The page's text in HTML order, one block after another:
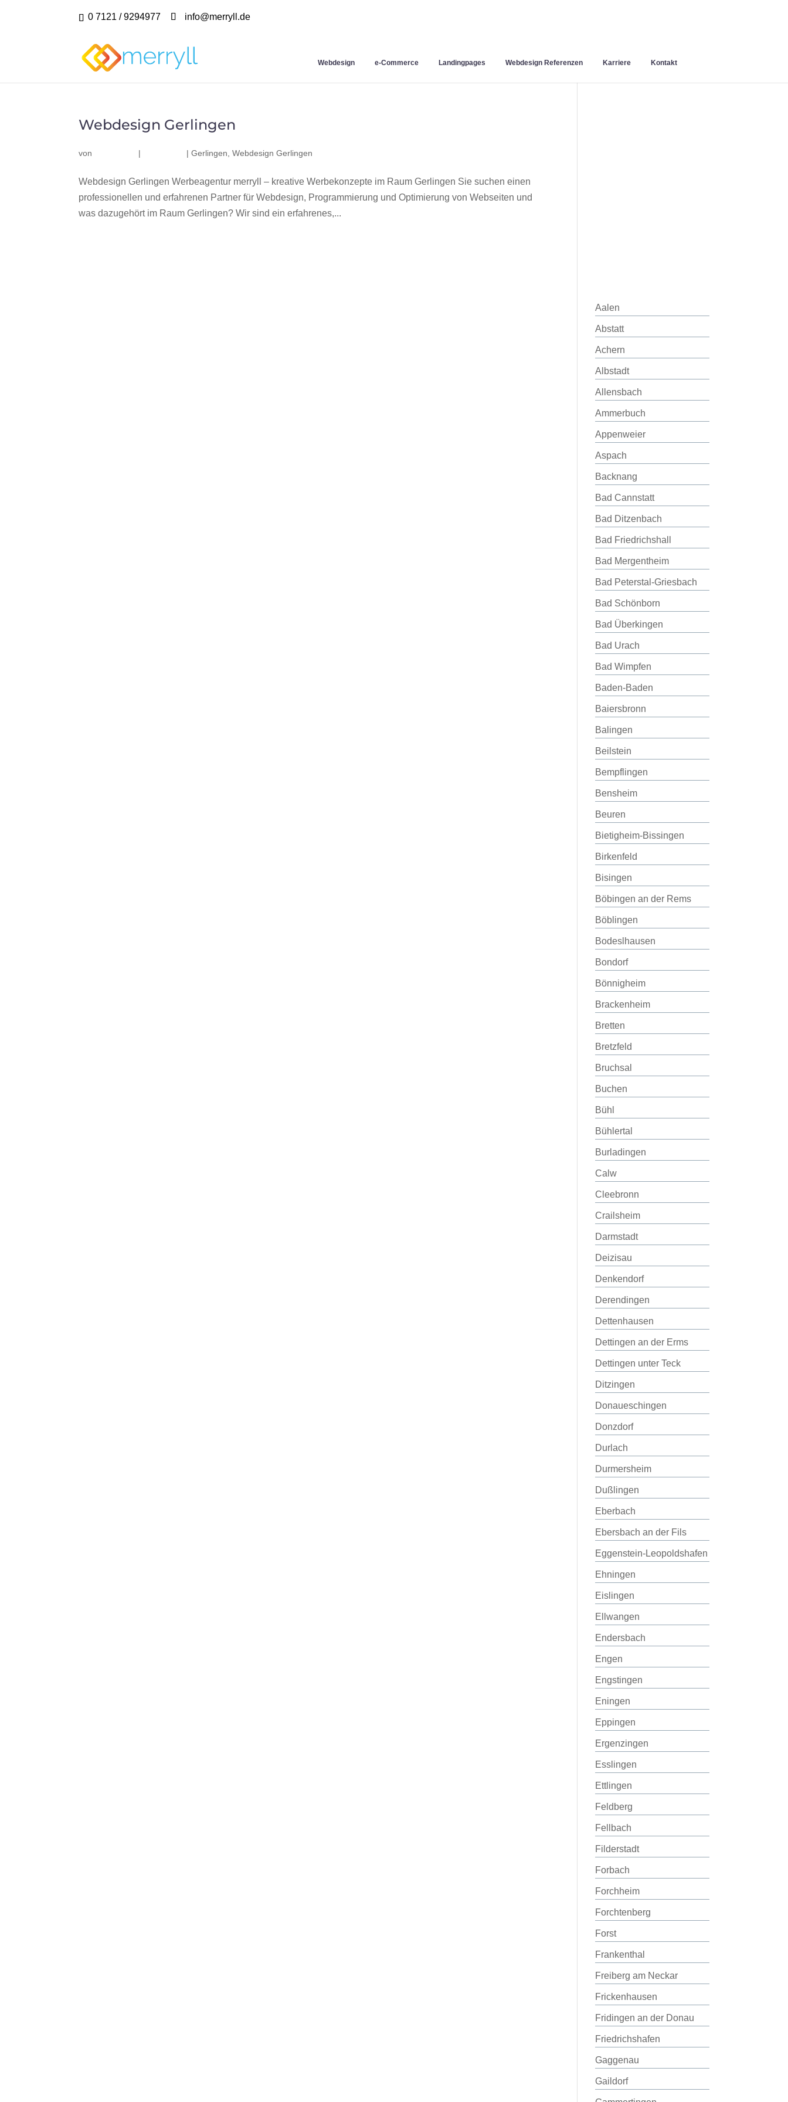
0 7121 / 9294977 info@merryll.de
Webdesign e-Commerce Landingpages Webdesign Referenzen Karriere Kontakt
Webdesign Gerlingen
von | |Gerlingen ,Webdesign Gerlingen
Webdesign Gerlingen Werbeagentur merryll – kreative Werbekonzepte im Raum Gerlingen Sie suchen einen
professionellen und erfahrenen Partner für Webdesign, Programmierung und Optimierung von Webseiten und
was dazugehört im Raum Gerlingen? Wir sind ein erfahrenes,...
Aalen
Abstatt
Achern
Albstadt
Allensbach
Ammerbuch
Appenweier
Aspach
Backnang
Bad Cannstatt
Bad Ditzenbach
Bad Friedrichshall
Bad Mergentheim
Bad Peterstal-Griesbach
Bad Schönborn
Bad Überkingen
Bad Urach
Bad Wimpfen
Baden-Baden
Baiersbronn
Balingen
Beilstein
Bempflingen
Bensheim
Beuren
Bietigheim-Bissingen
Birkenfeld
Bisingen
Böbingen an der Rems
Böblingen
Bodeslhausen
Bondorf
Bönnigheim
Brackenheim
Bretten
Bretzfeld
Bruchsal
Buchen
Bühl
Bühlertal
Burladingen
Calw
Cleebronn
Crailsheim
Darmstadt
Deizisau
Denkendorf
Derendingen
Dettenhausen
Dettingen an der Erms
Dettingen unter Teck
Ditzingen
Donaueschingen
Donzdorf
Durlach
Durmersheim
Dußlingen
Eberbach
Ebersbach an der Fils
Eggenstein-Leopoldshafen
Ehningen
Eislingen
Ellwangen
Endersbach
Engen
Engstingen
Eningen
Eppingen
Ergenzingen
Esslingen
Ettlingen
Feldberg
Fellbach
Filderstadt
Forbach
Forchheim
Forchtenberg
Forst
Frankenthal
Freiberg am Neckar
Frickenhausen
Fridingen an der Donau
Friedrichshafen
Gaggenau
Gaildorf